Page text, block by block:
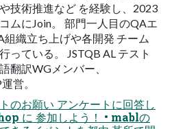
技術推進など を経験し、2023
ムにJoin。 部門一人目のQAエ
織立ち上げや各開発 チーム
っている。 JSTQB AL テスト
翻訳WGメンバー、
営。
のお願い アンケートに回答し
に 参加しよう！ • mablの